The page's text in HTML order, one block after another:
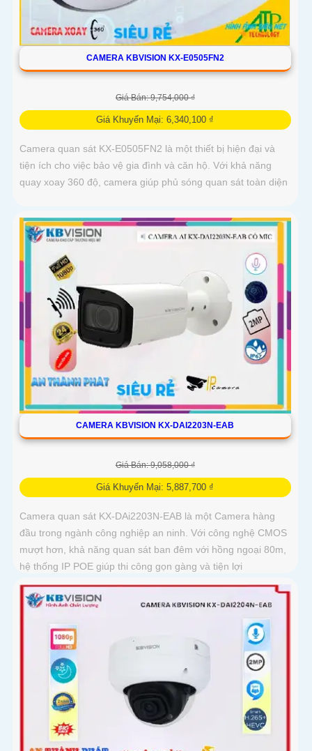
CAMERA KBVISION KX-E0505FN2
Giá Bán: 9,754,000 ₫
Giá Khuyến Mại: 6,340,100 ₫
Camera quan sát KX-E0505FN2 là một thiết bị hiện đại và
tiện ích cho việc bảo vệ gia đình và căn hộ. Với khả năng
quay xoay 360 độ, camera giúp phủ sóng quan sát toàn diện
CAMERA KBVISION KX-DAI2203N-EAB
Giá Bán: 9,058,000 ₫
Giá Khuyến Mại: 5,887,700 ₫
Camera quan sát KX-DAi2203N-EAB là một Camera hàng
đầu trong ngành công nghiệp an ninh. Với công nghệ CMOS
mượt hơn, khả năng quan sát ban đêm với hồng ngoại 80m,
hệ thống IP POE giúp thi công gọn gàng và tiện lợi